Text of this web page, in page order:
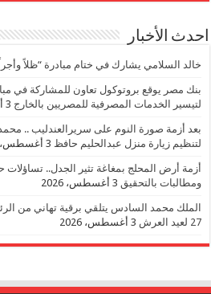
احدث الأخبار
خالد السلامي يشارك في ختام مبادرة “ظلاً
بنك مصر يوقع بروتوكول تعاون للمشاركة في
لتيسير الخدمات المصرفية للمصريين بالخارج 3 أغسطس، 2026
بعد أزمة صورة النوم على سريرالعندليب ..
لتنظيم زيارة منزل عبدالحليم حافظ 3 أغسطس، 2026
أزمة أرض المحلج بمغاغة تثير الجدل.. تساؤلات
ومطالبات بالتحقيق 3 أغسطس، 2026
الملك محمد السادس يتلقي برقية تهاني من
27 لعيد العرش
3 أغسطس، 2026